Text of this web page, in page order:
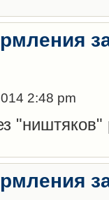
2:48 pm
"ништяков"